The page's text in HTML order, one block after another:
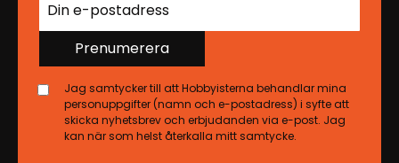
Prenumerera
Jag samtycker till att Hobbyisterna behandlar mina
personuppgifter (namn och e-postadress) i syfte att
skicka nyhetsbrev och erbjudanden via e-post. Jag
kan när som helst återkalla mitt samtycke.